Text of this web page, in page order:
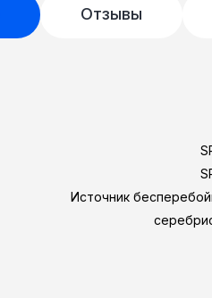
Отзывы
Источник